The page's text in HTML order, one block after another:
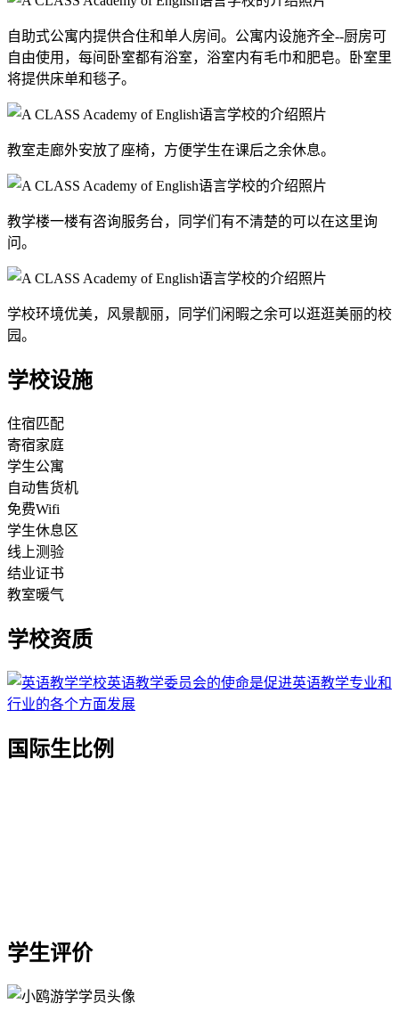
自助式公寓内提供合住和单人房间。公寓内设施齐全--厨房可
自由使用，每间卧室都有浴室，浴室内有毛巾和肥皂。卧室里
将提供床单和毯子。
教室走廊外安放了座椅，方便学生在课后之余休息。
教学楼一楼有咨询服务台，同学们有不清楚的可以在这里询
问。
学校环境优美，风景靓丽，同学们闲暇之余可以逛逛美丽的校
园。
学校设施
住宿匹配
寄宿家庭
学生公寓
自动售货机
免费Wifi
学生休息区
线上测验
结业证书
教室暖气
学校资质
国际生比例
学生评价